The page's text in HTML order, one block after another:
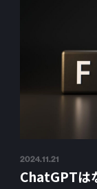
2024.11.21
ChatGPTは